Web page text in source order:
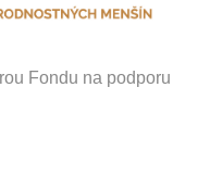
Fondu na podporu